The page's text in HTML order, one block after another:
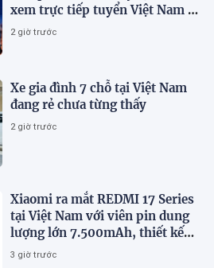
xem trực tiếp tuyển Việt Nam vs
Indonesia
2 giờ trước
Xe gia đình 7 chỗ tại Việt Nam
đang rẻ chưa từng thấy
2 giờ trước
Xiaomi ra mắt REDMI 17 Series
tại Việt Nam với viên pin dung
lượng lớn 7.500mAh, thiết kế
trẻ trung, giá từ 5,5 triệu đồng
3 giờ trước